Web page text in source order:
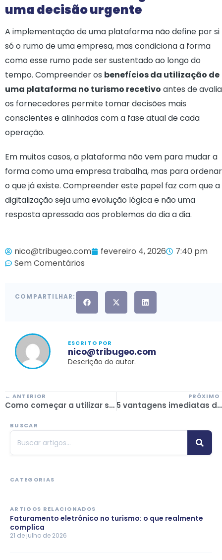
uma decisão urgente
A implementação de uma plataforma não define por si
só o rumo de uma empresa, mas condiciona a forma
como esse rumo pode ser sustentado ao longo do
tempo. Compreender os benefícios da utilização de
uma plataforma no turismo recetivo antes de
os fornecedores permite tomar decisões mais
conscientes e alinhadas com a fase atual de cada
operação.
Em muitos casos, a plataforma não vem para mudar a
forma como uma empresa trabalha, mas para ordenar
o que já existe. Compreender este papel faz com que a
digitalização seja uma evolução lógica e não uma
resposta apressada aos problemas do dia a dia.
nico@tribugeo.com fevereiro 4, 2026
7:40 pm
Sem Comentários
COMPARTILHAR:
ESCRITO POR
nico@tribugeo.com
Descrição do autor.
← ANTERIOR
Como começar a utilizar software de turismo sem parar a tua atividade: um guia para pensar melhor a tua digitalização 5 vantagens imediatas da utilização de um software de gestão numa agência de viagens
BUSCAR
CATEGORIAS
ARTIGOS RELACIONADOS
Faturamento eletrônico no turismo: o que realmente
complica
21 de julho de 2026